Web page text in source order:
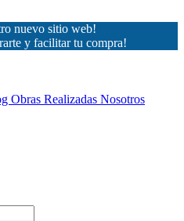
nuevo sitio web!
y facilitar tu compra!
Obras Realizadas Nosotros